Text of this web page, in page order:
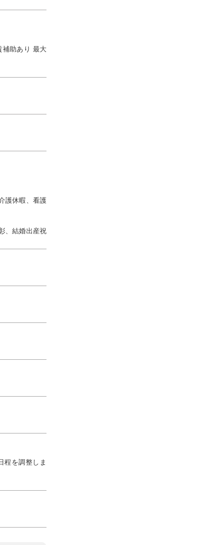
補助あり 最大
護休暇、看護
、結婚出産祝
程を調整しま